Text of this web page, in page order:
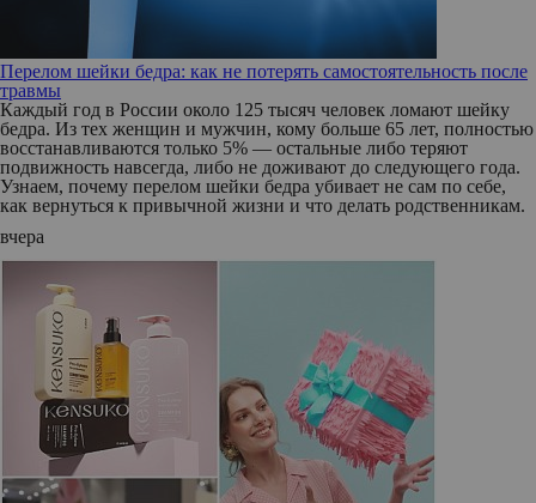
Перелом шейки бедра: как не потерять самостоятельность после
травмы
Каждый год в России около 125 тысяч человек ломают шейку
бедра. Из тех женщин и мужчин, кому больше 65 лет, полностью
восстанавливаются только 5% — остальные либо теряют
подвижность навсегда, либо не доживают до следующего года.
Узнаем, почему перелом шейки бедра убивает не сам по себе,
как вернуться к привычной жизни и что делать родственникам.
вчера